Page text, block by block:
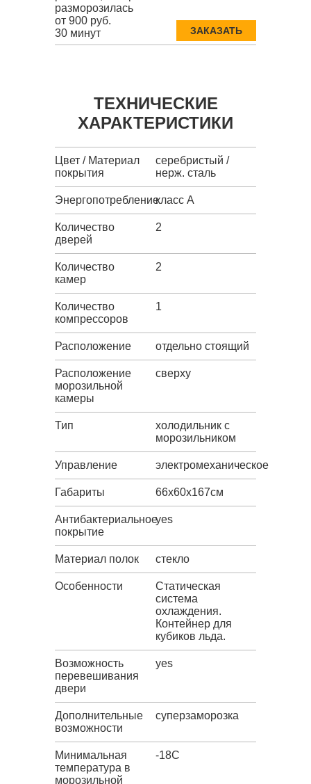
разморозилась
от 900 руб.
30 минут
ЗАКАЗАТЬ
ТЕХНИЧЕСКИЕ
ХАРАКТЕРИСТИКИ
Цвет / Материал
покрытия
серебристый /
нерж. сталь
Энергопотреблениекласс A
Количество
дверей
2
Количество
камер
2
Количество
компрессоров
1
Расположение отдельно стоящий
Расположение
морозильной
камеры
сверху
Тип
холодильник с
морозильником
Управление электромеханическое
Габариты 66х60х167см
Антибактериальное
покрытие
yes
Материал полок стекло
Особенности
Статическая
система
охлаждения.
Контейнер для
кубиков льда.
Возможность
перевешивания
двери
yes
Дополнительные
возможности
суперзаморозка
Минимальная
температура в
морозильной
-18C